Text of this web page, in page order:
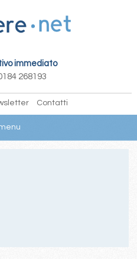
immediato
268193
Contatti